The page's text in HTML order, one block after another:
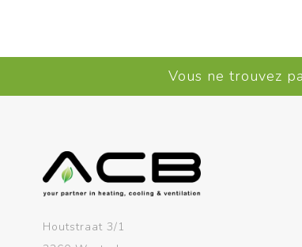
Vous ne trouvez
Houtstraat 3/1